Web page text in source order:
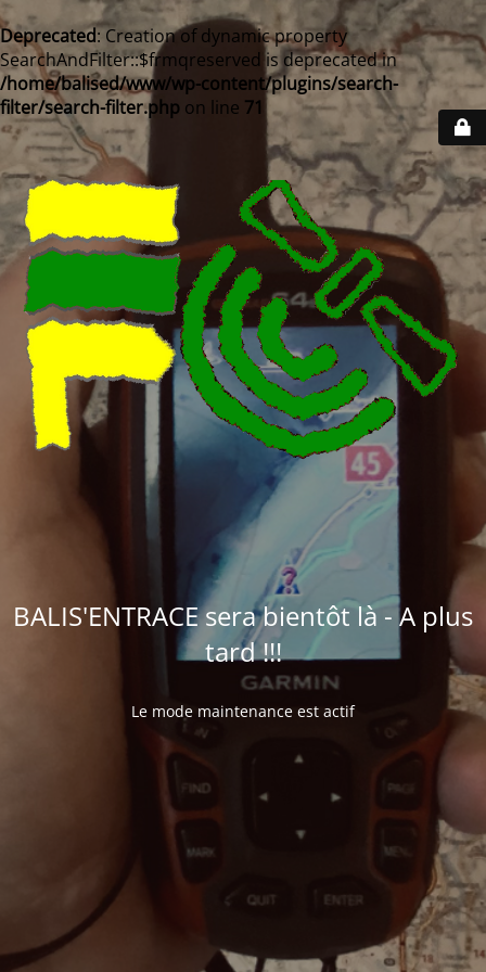
Deprecated: Creation of dynamic property
SearchAndFilter::$frmqreserved is deprecated in
/home/balised/www/wp-content/plugins/search-
filter/search-filter.php on line 71
BALIS'ENTRACE sera bientôt là - A plus
tard !!!
Le mode maintenance est actif